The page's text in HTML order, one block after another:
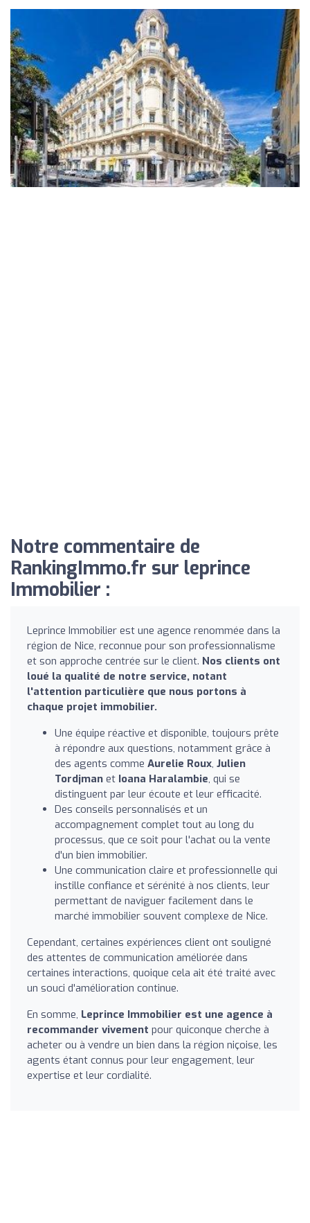
Notre commentaire de
RankingImmo.fr sur leprince
Immobilier :
Leprince Immobilier est une agence renommée dans la
région de Nice, reconnue pour son professionnalisme
et son approche centrée sur le client. Nos clients ont
loué la qualité de notre service, notant
l'attention particulière que nous portons à
chaque projet immobilier.
Une équipe réactive et disponible, toujours prête
à répondre aux questions, notamment grâce à
des agents comme Aurelie Roux, Julien
Tordjman et Ioana Haralambie, qui se
distinguent par leur écoute et leur efficacité.
Des conseils personnalisés et un
accompagnement complet tout au long du
processus, que ce soit pour l'achat ou la vente
d'un bien immobilier.
Une communication claire et professionnelle qui
instille confiance et sérénité à nos clients, leur
permettant de naviguer facilement dans le
marché immobilier souvent complexe de Nice.
Cependant, certaines expériences client ont souligné
des attentes de communication améliorée dans
certaines interactions, quoique cela ait été traité avec
un souci d'amélioration continue.
En somme, Leprince Immobilier est une agence à
recommander vivement pour quiconque cherche à
acheter ou à vendre un bien dans la région niçoise, les
agents étant connus pour leur engagement, leur
expertise et leur cordialité.